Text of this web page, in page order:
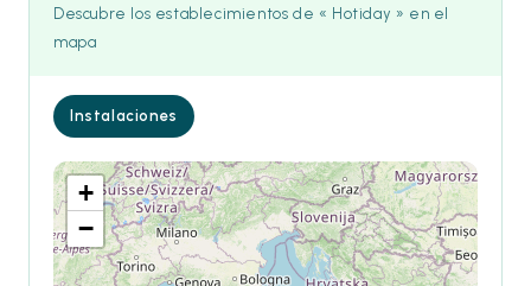
Descubre los establecimientos de « Hotiday » en el
mapa
Instalaciones
+
−